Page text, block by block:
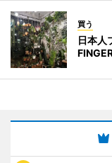
買う
日本人